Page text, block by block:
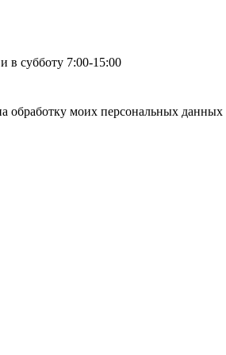
в субботу 7:00-15:00
моих персональных данных